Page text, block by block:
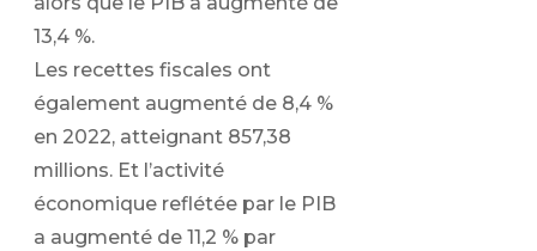
13,4 %.
Les recettes fiscales ont
également augmenté de 8,4 %
en 2022, atteignant 857,38
millions. Et l’activité
économique reflétée par le PIB
a augmenté de 11,2 % par